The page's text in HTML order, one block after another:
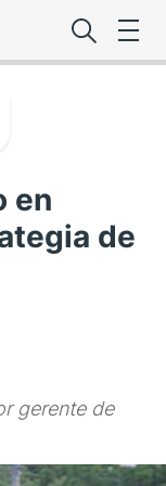
de la
en
de
gerente de